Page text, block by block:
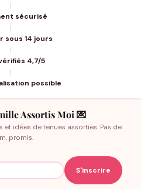
|
sécurisé
|
sous 14 jours
|
4,7/5
|
possible
Assortis Moi 💌
et idées de tenues assorties. Pas de
promis.